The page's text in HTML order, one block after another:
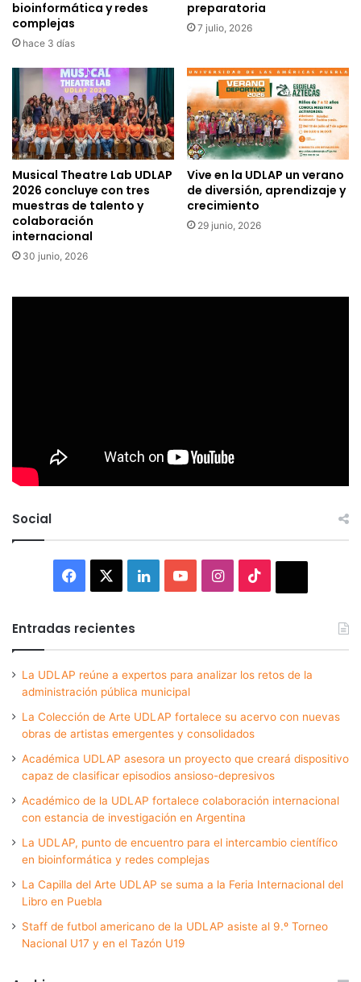
bioinformática y redes
complejas
hace 3 días
preparatoria
7 julio, 2026
Musical Theatre Lab UDLAP
2026 concluye con tres
muestras de talento y
colaboración
internacional
30 junio, 2026
Vive en la UDLAP un verano
de diversión, aprendizaje y
crecimiento
29 junio, 2026
Social
Facebook LinkedInYouTubeInstagram
Entradas recientes
La UDLAP reúne a expertos para analizar los retos de la
administración pública municipal
La Colección de Arte UDLAP fortalece su acervo con nuevas
obras de artistas emergentes y consolidados
Académica UDLAP asesora un proyecto que creará dispositivo
capaz de clasificar episodios ansioso-depresivos
Académico de la UDLAP fortalece colaboración internacional
con estancia de investigación en Argentina
La UDLAP, punto de encuentro para el intercambio científico
en bioinformática y redes complejas
La Capilla del Arte UDLAP se suma a la Feria Internacional del
Libro en Puebla
Staff de futbol americano de la UDLAP asiste al 9.º Torneo
Nacional U17 y en el Tazón U19